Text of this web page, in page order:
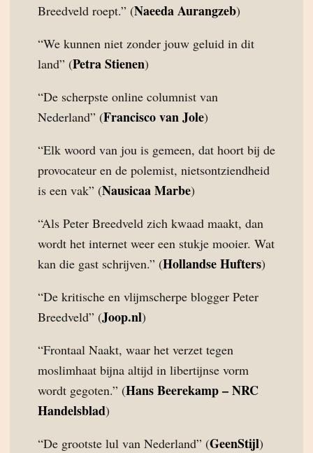
Breedveld roept.” (Naeeda Aurangzeb)
“We kunnen niet zonder jouw geluid in dit
land” (Petra Stienen)
“De scherpste online columnist van
Nederland” (Francisco van Jole)
“Elk woord van jou is gemeen, dat hoort bij de
provocateur en de polemist, nietsontziendheid
is een vak” (Nausicaa Marbe)
“Als Peter Breedveld zich kwaad maakt, dan
wordt het internet weer een stukje mooier. Wat
kan die gast schrijven.” (Hollandse Hufters)
“De kritische en vlijmscherpe blogger Peter
Breedveld” (Joop.nl)
“Frontaal Naakt, waar het verzet tegen
moslimhaat bijna altijd in libertijnse vorm
wordt gegoten.” (Hans Beerekamp – NRC
Handelsblad)
“De grootste lul van Nederland” (GeenStijl)